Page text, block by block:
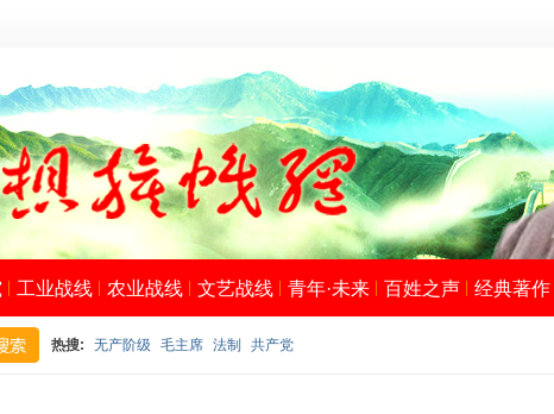
工业战线 农业战线 文艺战线 青年·未来 百姓之声 经典著作
热搜: 无产阶级 毛主席 法制 共产党